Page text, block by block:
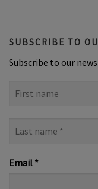
SUBSCRIBE TO
Subscribe to our
name
name
Email *